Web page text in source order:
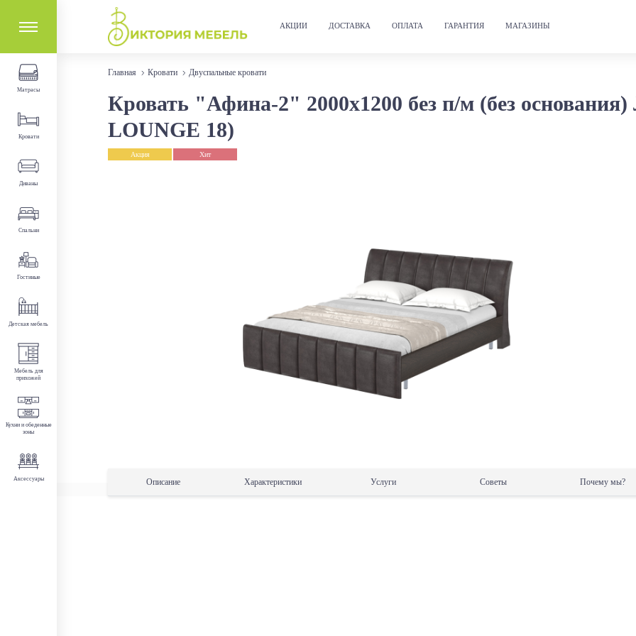
АКЦИИ ДОСТАВКА ОПЛАТА ГАРАНТИЯ МАГАЗИНЫ
Матрасы
Кровати
Диваны
Спальни
Гостиные
Детская мебель
Мебель для
прихожей
Кухни и обеденные
зоны
Аксессуары
Главная Кровати Двуспальные кровати
Кровать "Афина-2" 2000х1200 без п/м (без
LOUNGE 18)
Акция Хит
Описание Характеристики Услуги Советы Почему мы?